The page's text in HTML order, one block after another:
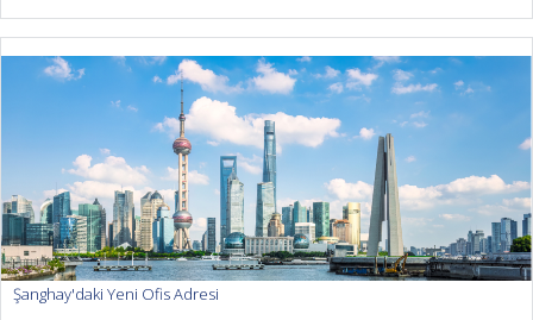
Şanghay'daki Yeni Ofis Adresi